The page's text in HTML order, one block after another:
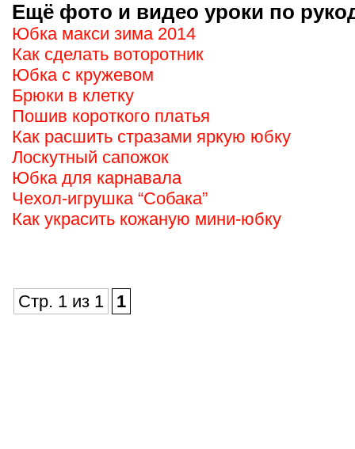
Ещё фото и видео уроки по
Юбка макси зима 2014
Как сделать воторотник
Юбка с кружевом
Брюки в клетку
Пошив короткого платья
Как расшить стразами яркую юбку
Лоскутный сапожок
Юбка для карнавала
Чехол-игрушка “Собака”
Как украсить кожаную мини-юбку
Стр. 1 из 1 1